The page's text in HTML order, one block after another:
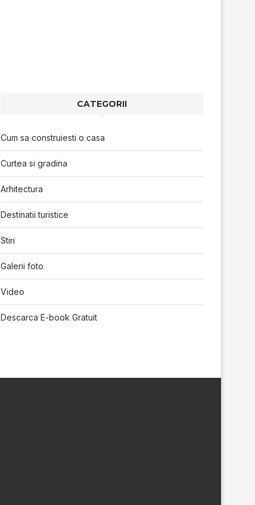
CATEGORII
Cum sa construiesti o casa
Curtea si gradina
Arhitectura
Destinatii turistice
Stiri
Galerii foto
Video
Descarca E-book Gratuit